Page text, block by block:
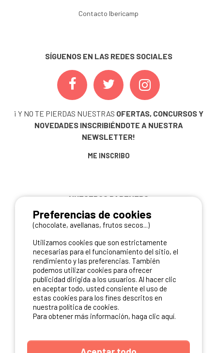
Contacto Ibericamp
SÍGUENOS EN LAS REDES SOCIALES
¡ Y NO TE PIERDAS NUESTRAS OFERTAS, CONCURSOS Y
NOVEDADES INSCRIBIÉNDOTE A NUESTRA
NEWSLETTER!
ME INSCRIBO
NUESTROS PARTNERS
Preferencias de cookies
(chocolate, avellanas, frutos secos...)
Utilizamos cookies que son estrictamente
necesarias para el funcionamiento del sitio, el
rendimiento y las preferencias. También
podemos utilizar cookies para ofrecer
publicidad dirigida a los usuarios. Al hacer clic
en aceptar todo, usted consiente el uso de
estas cookies para los fines descritos en
nuestra política de cookies.
Para obtener más información, haga clic aquí.